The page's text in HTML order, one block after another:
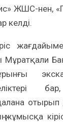
ЖШС-нен,
келді.
Мұратқали
отырып
жұмысқа